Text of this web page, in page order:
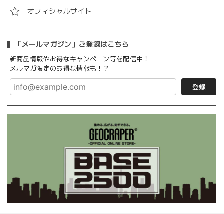
オフィシャルサイト
「メールマガジン」ご登録はこちら
新商品情報やお得なキャンペーン等を配信中！
メルマガ限定のお得な情報も！？
登録